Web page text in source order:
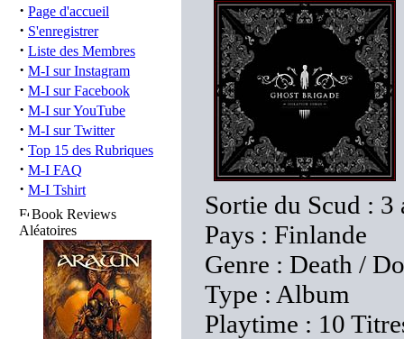
· Page d'accueil
· S'enregistrer
· Liste des Membres
· M-I sur Instagram
· M-I sur Facebook
· M-I sur YouTube
· M-I sur Twitter
· Top 15 des Rubriques
· M-I FAQ
· M-I Tshirt
Book Reviews
Aléatoires
Sortie du Scud : 3
Pays : Finlande
Genre : Death /
Type : Album
Playtime : 10